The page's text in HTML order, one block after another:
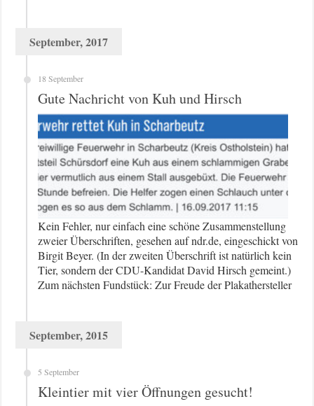
September, 2017
18 September
Gute Nachricht von Kuh und Hirsch
Kein Fehler, nur einfach eine schöne Zusammenstellung
zweier Überschriften, gesehen auf ndr.de, eingeschickt von
Birgit Beyer. (In der zweiten Überschrift ist natürlich kein
Tier, sondern der CDU-Kandidat David Hirsch gemeint.)
Zum nächsten Fundstück: Zur Freude der Plakathersteller
September, 2015
5 September
Kleintier mit vier Öffnungen gesucht!